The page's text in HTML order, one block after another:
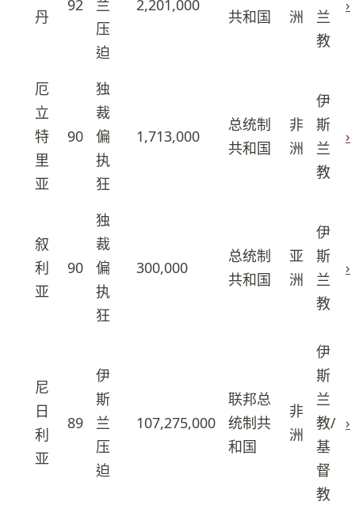
丹
92
兰
压
迫
2,201,000
共和国
洲
兰
教
›
厄
立
特
里
亚
90
独
裁
偏
执
狂
1,713,000
总统制
共和国
非
洲
伊
斯
兰
教
›
叙
利
亚
90
独
裁
偏
执
狂
300,000
总统制
共和国
亚
洲
伊
斯
兰
教
›
尼
日
利
亚
89
伊
斯
兰
压
迫
107,275,000
联邦总
统制共
和国
非
洲
伊
斯
兰
教/
基
督
教
›